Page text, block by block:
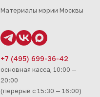
Материалы мэрии Москвы
+7 (495) 699-36-42
основная касса, 10:00 —
20:00
(перерыв с 15:30 — 16:00)